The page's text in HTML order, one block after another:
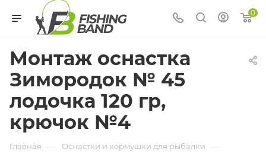
0
Монтаж оснастка
Зимородок № 45
лодочка 120 гр,
крючок №4
Главная — Оснастки и кормушки для рыбалки —